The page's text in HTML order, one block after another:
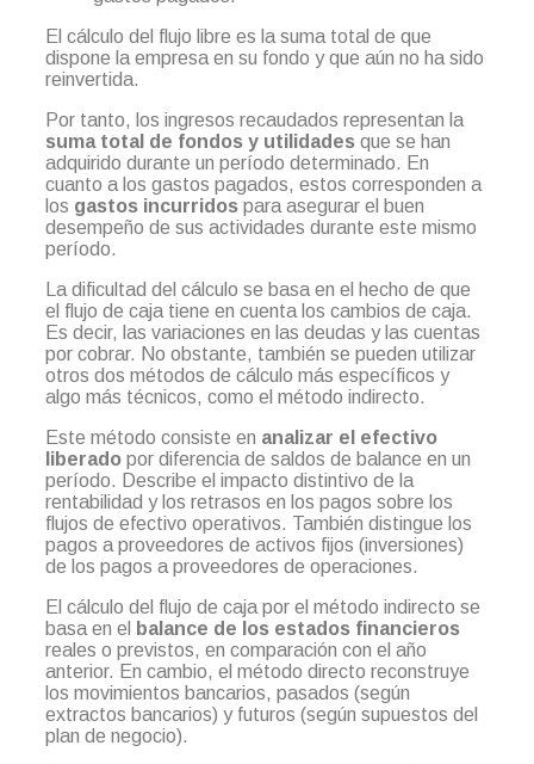
El cálculo del flujo libre es la suma total de que
dispone la empresa en su fondo y que aún no ha sido
reinvertida.
Por tanto, los ingresos recaudados representan la
suma total de fondos y utilidades que se han
adquirido durante un período determinado. En
cuanto a los gastos pagados, estos corresponden a
los gastos incurridos para asegurar el buen
desempeño de sus actividades durante este mismo
período.
La dificultad del cálculo se basa en el hecho de que
el flujo de caja tiene en cuenta los cambios de caja.
Es decir, las variaciones en las deudas y las cuentas
por cobrar. No obstante, también se pueden utilizar
otros dos métodos de cálculo más específicos y
algo más técnicos, como el método indirecto.
Este método consiste en analizar el efectivo
liberado por diferencia de saldos de balance en un
período. Describe el impacto distintivo de la
rentabilidad y los retrasos en los pagos sobre los
flujos de efectivo operativos. También distingue los
pagos a proveedores de activos fijos (inversiones)
de los pagos a proveedores de operaciones.
El cálculo del flujo de caja por el método indirecto se
basa en el
balance de los estados financieros
reales o previstos, en comparación con el año
anterior. En cambio, el método directo reconstruye
los movimientos bancarios, pasados (según
extractos bancarios) y futuros (según supuestos del
plan de negocio).